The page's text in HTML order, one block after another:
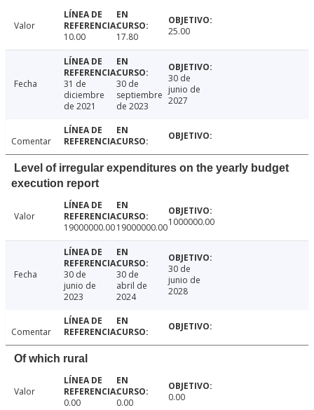
Valor
10.00
17.80 25.00
Fecha
31 de
diciembre
de 2021
30 de
septiembre
de 2023
30 de
junio de
2027
Comentar
Level of irregular expenditures on the yearly budget
execution report
Valor
19000000.0019000000.001000000.00
Fecha
30 de
junio de
2023
30 de
abril de
2024
30 de
junio de
2028
Comentar
Of which rural
Valor
0.00
0.00 0.00